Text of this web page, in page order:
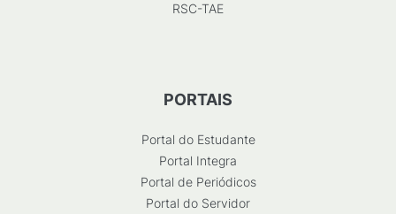
RSC-TAE
PORTAIS
Portal do Estudante
Portal Integra
Portal de Periódicos
Portal do Servidor